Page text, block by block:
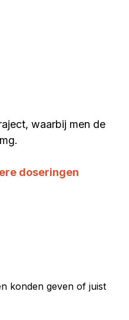
waarbij men de
doseringen
konden geven of juist